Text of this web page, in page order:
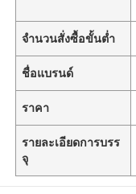
จำนวนสั่งซื้อขั้นต่ำ
ชื่อแบรนด์
ราคา
รายละเอียดการบรร
จุ